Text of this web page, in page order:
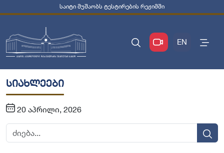
საიტი მუშაობს ტესტირების რეჟიმში
EN
სიახლეები
20 აპრილი, 2026